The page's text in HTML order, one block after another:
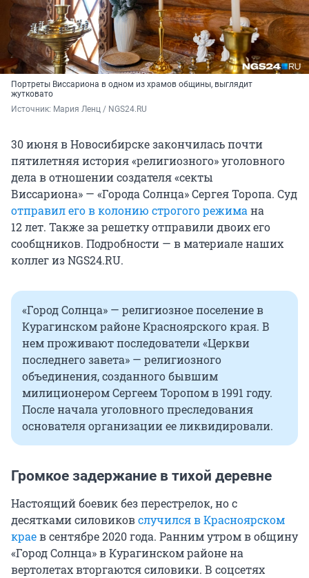
Портреты Виссариона в одном из храмов общины, выглядит
жутковато
Источник: Мария Ленц / NGS24.RU
30 июня в Новосибирске закончилась почти
пятилетняя история «религиозного» уголовного
дела в отношении создателя «секты
Виссариона» — «Города Солнца» Сергея Торопа. Суд
отправил его в колонию строгого режимана
12 лет. Также за решетку отправили двоих его
сообщников. Подробности — в материале наших
коллег из NGS24.RU.
«Город Солнца» — религиозное поселение в
Курагинском районе Красноярского края. В
нем проживают последователи «Церкви
последнего завета» — религиозного
объединения, созданного бывшим
милиционером Сергеем Торопом в 1991 году.
После начала уголовного преследования
основателя организации ее ликвидировали.
Громкое задержание в тихой деревне
Настоящий боевик без перестрелок, но с
десятками силовиковслучился в Красноярском
краев сентябре 2020 года. Ранним утром в общину
«Город Солнца» в Курагинском районе на
вертолетах вторгаются силовики. В соцсетях